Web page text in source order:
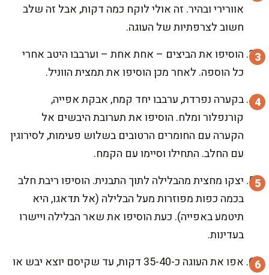
אוורירי ובהיר. זה אולי לוקח כמה דקות, אבל זה שלב
חשוב לצרפתיות של העוגה.
הוסיפו את הביצים – אחת אחת – וערבבו היטב אחרי
כל הוספה. לאחר מכן הוסיפו את תמצית הווניל.
בקערה נפרדת, ערבבו יחד קמח, אבקת אפייה,
קורנפלור ומלח. הוסיפו את תערובת היבשים אל
הקערה עם החומרים הרטובים בשלוש פעימות, לסירוגין
עם החלב. התחילו וסיימו עם הקמח.
יצקו מחצית מהבלילה לתוך התבנית. הוסיפו ריבת חלב
בכמה כפות מפוזרות מעל הבלילה (אל תדאגו, היא
תיטמע באפייה). כעת הוסיפו את שאר הבלילה ויישרו
בעדינות.
אפו את העוגה כ-35-40 דקות, עד שקיסם יוצא יבש או